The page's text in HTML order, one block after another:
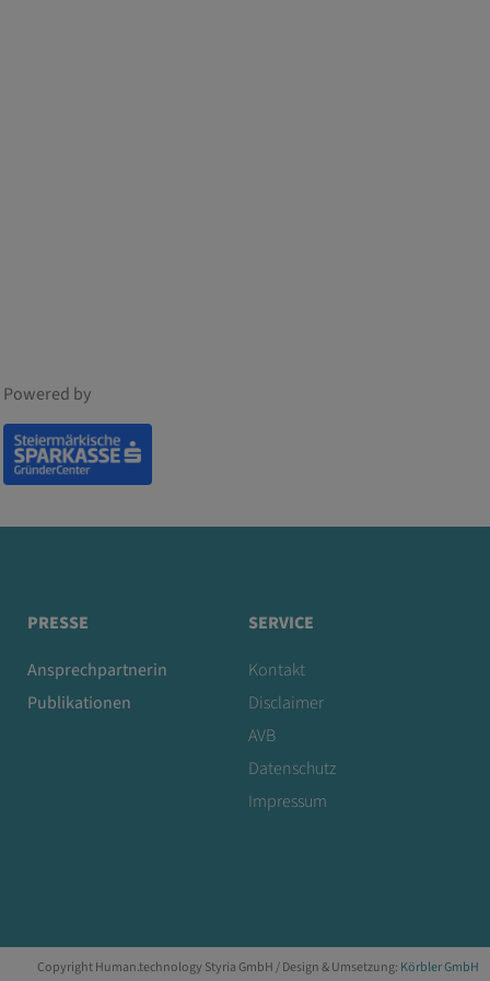
Powered by
PRESSE
Ansprechpartnerin
Publikationen
SERVICE
Kontakt
Disclaimer
AVB
Datenschutz
Impressum
Copyright Human.technology Styria GmbH / Design & Umsetzung: Körbler GmbH